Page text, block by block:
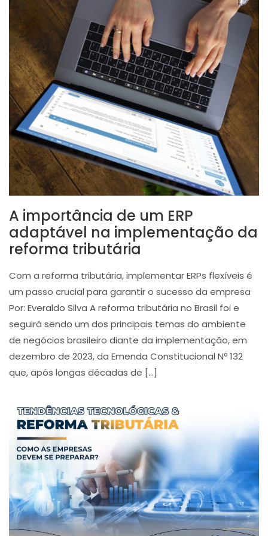
A importância de um ERP
adaptável na implementação da
reforma tributária
Com a reforma tributária, implementar ERPs flexíveis é
um passo crucial para garantir o sucesso da empresa
Por: Everaldo Silva A reforma tributária no Brasil foi e
seguirá sendo um dos principais temas do ambiente
de negócios brasileiro diante da implementação, em
dezembro de 2023, da Emenda Constitucional Nº 132
que, após longas décadas de […]